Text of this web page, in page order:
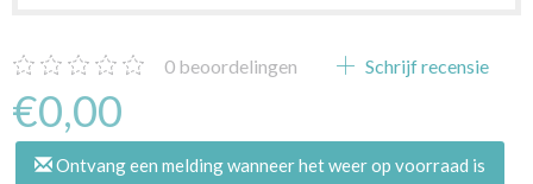
0 beoordelingen Schrijf recensie
€0,00
Ontvang een melding wanneer het weer op voorraad is